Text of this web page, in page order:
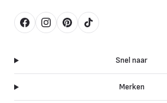
FacebookInstagram
Pinterest
TikTok
Snel naar
Merken